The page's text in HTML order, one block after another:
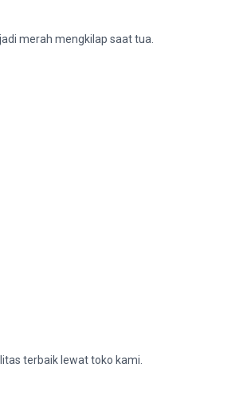
merah mengkilap saat tua.
terbaik lewat toko kami.